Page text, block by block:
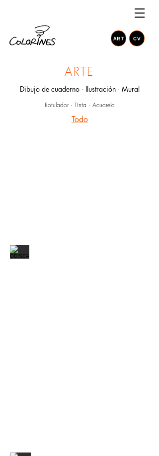
ART CV
ARTE
Dibujo de cuaderno · Ilustración · Mural
Rotulador · Tinta · Acuarela
Todo